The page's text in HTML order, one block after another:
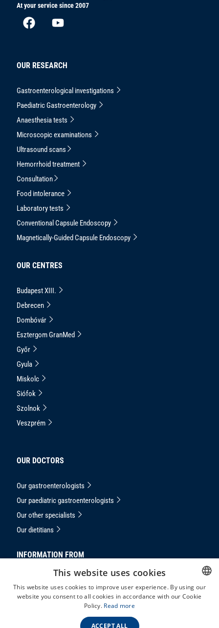
At your service since 2007
OUR RESEARCH
Gastroenterological investigations
Paediatric Gastroenterology
Anaesthesia tests
Microscopic examinations
Ultrasound scans
Hemorrhoid treatment
Consultation
Food intolerance
Laboratory tests
Conventional Capsule Endoscopy
Magnetically-Guided Capsule Endoscopy
OUR CENTRES
Budapest XIII.
Debrecen
Dombóvár
Esztergom GranMed
Győr
Gyula
Miskolc
Siófok
Szolnok
Veszprém
OUR DOCTORS
Our gastroenterologists
Our paediatric gastroenterologists
Our other specialists
Our dietitians
INFORMATION FROM
masthead
HUNGARIAN
This website uses cookies
This website uses cookies to improve user experience. By using our
website you consent to all cookies in accordance with our Cookie
Policy. Read more
ACCEPT ALL